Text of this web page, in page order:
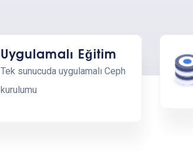
Uygulamalı Eğitim
Tek sunucuda uygulamalı Ceph
kurulumu